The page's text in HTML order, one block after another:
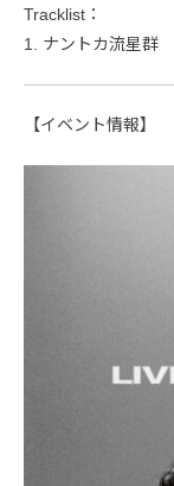
Tracklist：
1. ナントカ流星群
【イベント情報】